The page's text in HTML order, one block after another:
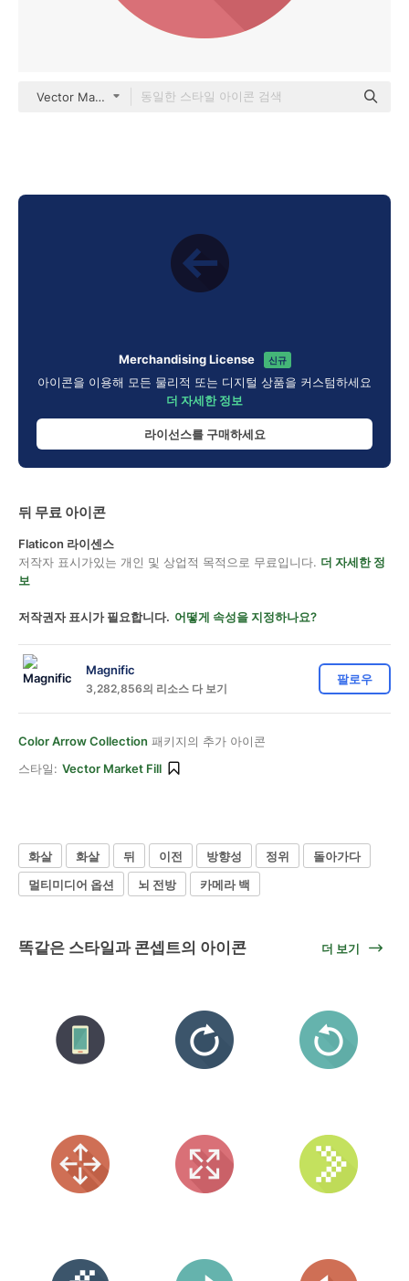
Vector Market Fill
Merchandising License 신규
아이콘을 이용해 모든 물리적 또는 디지털 상품을 커스텀하세요
더 자세한 정보
라이선스를 구매하세요
뒤 무료 아이콘
Flaticon 라이센스
저작자 표시가있는 개인 및 상업적 목적으로 무료입니다. 더 자세한 정
보
저작권자 표시가 필요합니다. 어떻게 속성을 지정하나요?
Magnific
3,282,856의 리소스 다 보기
팔로우
Color Arrow Collection 패키지의 추가 아이콘
스타일: Vector Market Fill
화살 화살 뒤 이전 방향성 정위
돌아가다
멀티미디어 옵션
뇌 전방 카메라 백
똑같은 스타일과 콘셉트의 아이콘 더 보기